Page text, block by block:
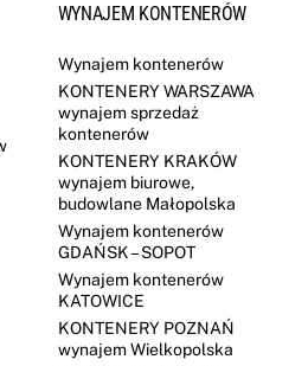
WYNAJEM KONTENERÓW
Wynajem kontenerów
KONTENERY WARSZAWA
wynajem sprzedaż
kontenerów
KONTENERY KRAKÓW
wynajem biurowe,
budowlane Małopolska
Wynajem kontenerów
GDAŃSK – SOPOT
Wynajem kontenerów
KATOWICE
KONTENERY POZNAŃ
wynajem Wielkopolska